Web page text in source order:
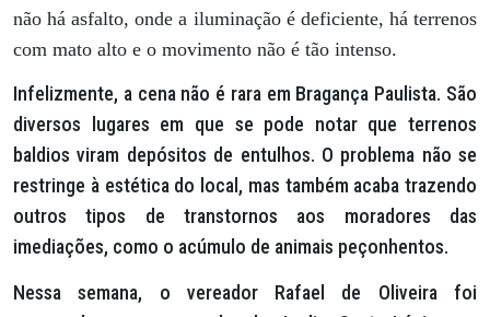
não há asfalto, onde a iluminação é deficiente, há terrenos
com mato alto e o movimento não é tão intenso.
Infelizmente, a cena não é rara em Bragança Paulista. São
diversos lugares em que se pode notar que terrenos
baldios viram depósitos de entulhos. O problema não se
restringe à estética do local, mas também acaba trazendo
outros tipos de transtornos aos moradores das
imediações, como o acúmulo de animais peçonhentos.
Nessa semana, o vereador Rafael de Oliveira foi